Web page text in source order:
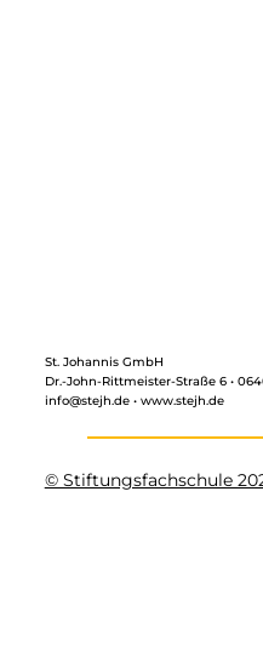
St. Johannis GmbH
Dr.-John-Rittmeister-Straße 6 •
info@stejh.de • www.stejh.de
© Stiftungsfachschule